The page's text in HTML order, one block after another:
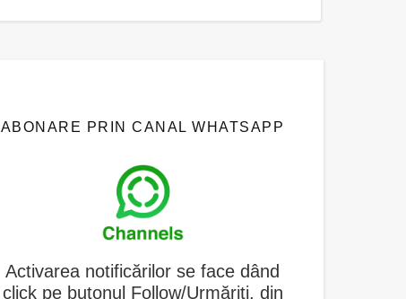
ABONARE PRIN CANAL WHATSAPP
Activarea notificărilor se face dând
click pe butonul Follow/Urmăriți, din